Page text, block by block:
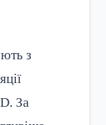
з
За